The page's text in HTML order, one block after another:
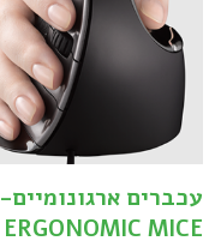
עכברים ארגונומיים-
ERGONOMIC MICE